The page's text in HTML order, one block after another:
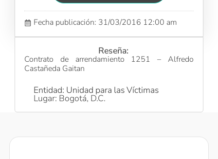
Fecha publicación: 31/03/2016 12:00 am
Reseña:
Contrato de arrendamiento 1251 – Alfredo
Castañeda Gaitan
Entidad: Unidad para las Víctimas
Lugar: Bogotá, D.C.